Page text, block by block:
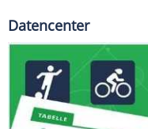
Datencenter